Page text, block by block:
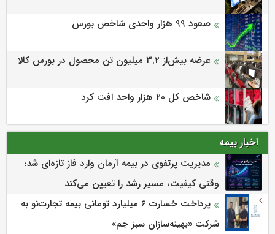
صعود ۹۹ هزار واحدی شاخص بورس
عرضه بیش‌از ۳.۲ میلیون تن محصول در بورس کالا
شاخص کل ۲۰ هزار واحد افت کرد
اخبار بیمه
مدیریت پرتفوی در بیمه آرمان وارد فاز تازه‌ای شد؛
وقتی کیفیت، مسیر رشد را تعیین می‌کند
پرداخت خسارت ۶ میلیارد تومانی بیمه تجارت‌نو به
شرکت «بهینه‌سازان سبز جم»